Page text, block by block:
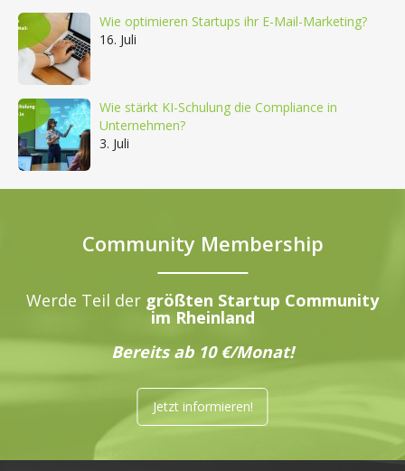
Wie optimieren Startups ihr E-Mail-Marketing?
16. Juli
Wie stärkt KI-Schulung die Compliance in
Unternehmen?
3. Juli
Community Membership
Werde Teil der größten Startup Community
im Rheinland
Bereits ab 10 €/Monat!
Jetzt informieren!